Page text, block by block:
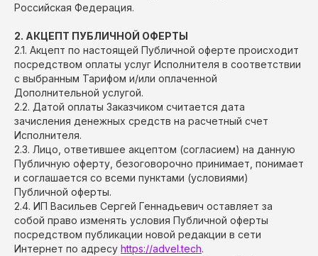
Российская Федерация.
2. АКЦЕПТ ПУБЛИЧНОЙ ОФЕРТЫ
2.1. Акцепт по настоящей Публичной оферте происходит
посредством оплаты услуг Исполнителя в соответствии
с выбранным Тарифом и/или оплаченной
Дополнительной услугой.
2.2. Датой оплаты Заказчиком считается дата
зачисления денежных средств на расчетный счет
Исполнителя.
2.3. Лицо, ответившее акцептом (согласием) на данную
Публичную оферту, безоговорочно принимает, понимает
и соглашается со всеми пунктами (условиями)
Публичной оферты.
2.4. ИП Васильев Сергей Геннадьевич оставляет за
собой право изменять условия Публичной оферты
посредством публикации новой редакции в сети
Интернет по адресу https://advel.tech.